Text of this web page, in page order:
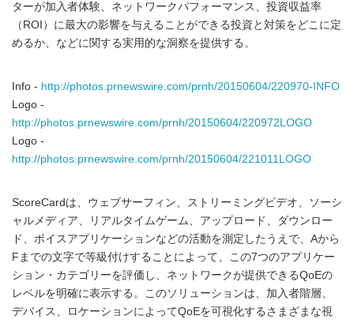
ターが加入者体験、ネットワークパフォーマンス、投資収益率
（ROI）に最大の影響を与えることができる投資と対策をどこに定
めるか、などに関する実用的な洞察を提供する。
Info - http://photos.prnewswire.com/prnh/20150604/220970-INFO
Logo -
http://photos.prnewswire.com/prnh/20150604/220972LOGO
Logo -
http://photos.prnewswire.com/prnh/20150604/221011LOGO
ScoreCardは、ウェブサーフィン、ストリーミングビデオ、ソーシ
ャルメディア、リアルタイムゲーム、アップロード、ダウンロー
ド、ボイスアプリケーションなどの活動を測定したうえで、Aから
Fまでの文字で等級付けすることによって、この7つのアプリケー
ション・カテゴリーを評価し、ネットワークが提供できるQoEの
レベルを明確に表示する。このソリューションは、加入者階層、
デバイス、ロケーションによってQoEを可視化するさまざまな視